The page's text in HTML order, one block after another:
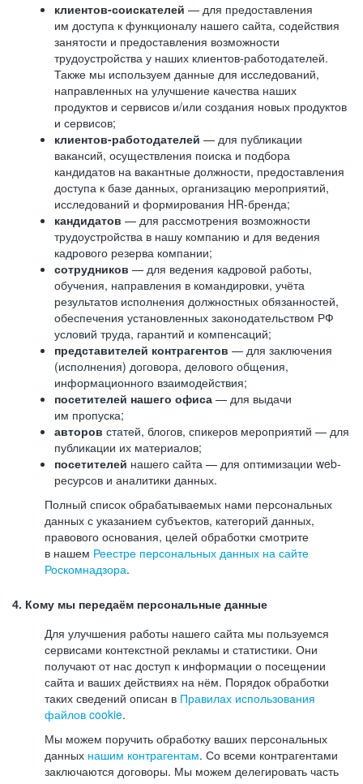
клиентов-соискателей — для предоставления
им доступа к функционалу нашего сайта, содействия
занятости и предоставления возможности
трудоустройства у наших клиентов-работодателей.
Также мы используем данные для исследований,
направленных на улучшение качества наших
продуктов и сервисов и/или создания новых продуктов
и сервисов;
клиентов-работодателей — для публикации
вакансий, осуществления поиска и подбора
кандидатов на вакантные должности, предоставления
доступа к базе данных, организацию мероприятий,
исследований и формирования HR-бренда;
кандидатов — для рассмотрения возможности
трудоустройства в нашу компанию и для ведения
кадрового резерва компании;
сотрудников — для ведения кадровой работы,
обучения, направления в командировки, учёта
результатов исполнения должностных обязанностей,
обеспечения установленных законодательством РФ
условий труда, гарантий и компенсаций;
представителей контрагентов — для заключения
(исполнения) договора, делового общения,
информационного взаимодействия;
посетителей нашего офиса — для выдачи
им пропуска;
авторов статей, блогов, спикеров мероприятий — для
публикации их материалов;
посетителей нашего сайта — для оптимизации web-
ресурсов и аналитики данных.
Полный список обрабатываемых нами персональных
данных с указанием субъектов, категорий данных,
правового основания, целей обработки смотрите
в нашем Реестре персональных данных на сайте
Роскомнадзора.
4. Кому мы передаём персональные данные
Для улучшения работы нашего сайта мы пользуемся
сервисами контекстной рекламы и статистики. Они
получают от нас доступ к информации о посещении
сайта и ваших действиях на нём. Порядок обработки
таких сведений описан в Правилах использования
файлов cookie.
Мы можем поручить обработку ваших персональных
данных нашим контрагентам. Со всеми контрагентами
заключаются договоры. Мы можем делегировать часть